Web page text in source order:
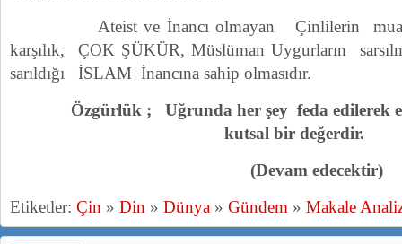
Ateist ve İnancı olmayan Çinlilerin
karşılık, ÇOK ŞÜKÜR, Müslüman Uygurların
sarıldığı İSLAM İnancına sahip olmasıdır.
Özgürlük ; Uğrunda her şey feda edilerek
kutsal bir değerdir.
(Devam edecektir)
Etiketler: Çin » Din » Dünya » Gündem » Makale